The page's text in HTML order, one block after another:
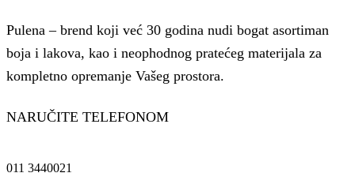
Pulena – brend koji već 30 godina nudi bogat asortiman
boja i lakova, kao i neophodnog pratećeg materijala za
kompletno opremanje Vašeg prostora.
NARUČITE TELEFONOM
011 3440021